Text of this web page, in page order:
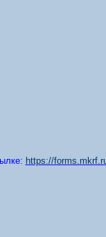
https://